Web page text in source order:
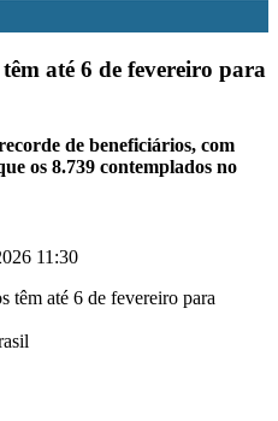
até 6 de fevereiro para
de beneficiários, com
os 8.739 contemplados no
11:30